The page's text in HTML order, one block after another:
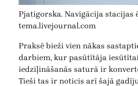
Pjatigorska. Navigācija stacijas
tema.livejournal.com
Praksē bieži vien nākas
darbiem, kur pasūtītāja
iedziļināšanās saturā ir
Tieši tas ir noticis arī šajā